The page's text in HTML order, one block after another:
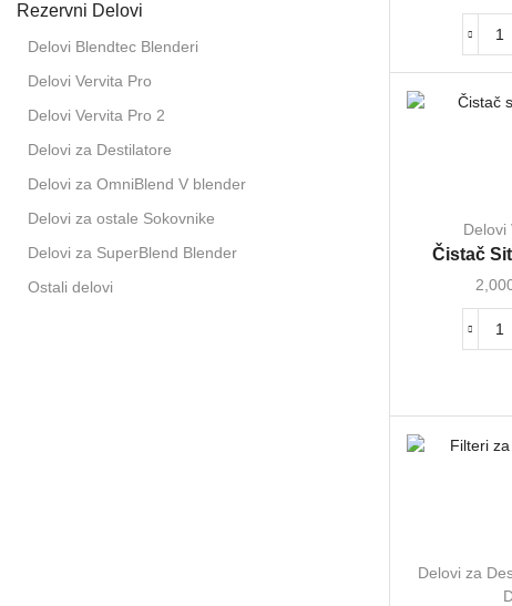
Delovi
Čistač
Delovi za
Rezervni Delovi
Delovi Blendtec Blenderi
Delovi Vervita Pro
Delovi Vervita Pro 2
Delovi za Destilatore
Delovi za OmniBlend V blender
Delovi za ostale Sokovnike
Delovi za SuperBlend Blender
Ostali delovi